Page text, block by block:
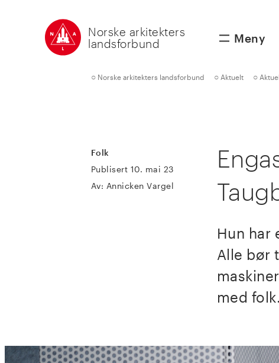
Norske arkitekters
landsforbund
Meny
○ Norske arkitekters landsforbund ○ Aktuelt ○
Folk
Publisert 10. mai 23
Av: Annicken Vargel
Hun har
Alle bør
med folk.